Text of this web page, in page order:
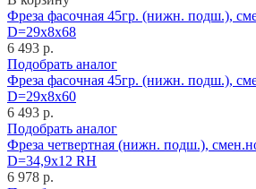
Фреза фасочная 45гр. (нижн. подш.),
D=29x8x68
6 493 р.
Подобрать аналог
Фреза фасочная 45гр. (нижн. подш.),
D=29x8x60
6 493 р.
Подобрать аналог
Фреза четвертная (нижн. подш.),
D=34,9x12 RH
6 978 р.